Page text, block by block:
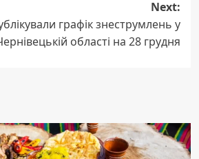
Next:
графік знеструмлень у
області на 28 грудня